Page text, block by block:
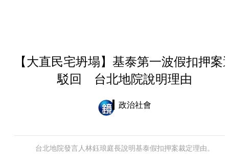
【大直民宅坍塌】基泰第一波假扣押案
駁回 台北地院說明理由
政治社會
台北地院發言人林鈺琅庭長說明基泰假扣押案裁定理由。